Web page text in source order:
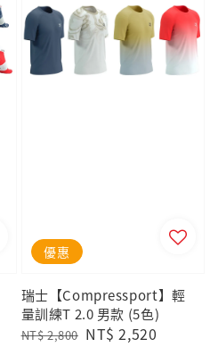
優惠
瑞士【Compressport】輕
量訓練T 2.0 男款 (5色)
Regular
NT$ 2,800 Sale
NT$ 2,520